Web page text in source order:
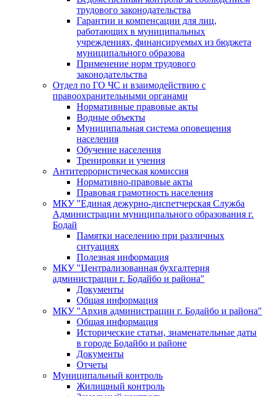
трудового законодательства
Гарантии и компенсации для лиц,
работающих в муниципальных
учреждениях, финансируемых из бюджета
муниципального образова
Применение норм трудового
законодательства
Отдел по ГО ЧС и взаимодействию с
правоохранительными органами
Нормативные правовые акты
Водные объекты
Муниципальная система оповещения
населения
Обучение населения
Тренировки и учения
Антитеррористическая комиссия
Нормативно-правовые акты
Правовая грамотность населения
МКУ "Единая дежурно-диспетчерская Служба
Администрации муниципального образования г.
Бодай
Памятки населению при различных
ситуациях
Полезная информация
МКУ "Централизованная бухгалтерия
администрации г. Бодайбо и района"
Документы
Общая информация
МКУ "Архив администрации г. Бодайбо и района"
Общая информация
Исторические статьи, знаменательные даты
в городе Бодайбо и районе
Документы
Отчеты
Муниципальный контроль
Жилищный контроль